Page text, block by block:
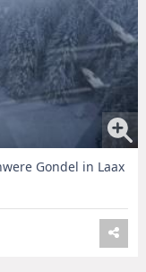
Gondel in Laax